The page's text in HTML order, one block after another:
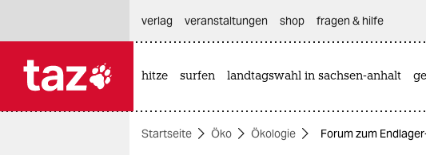
themen
verlag
veranstaltungen shop fragen & hilfe
hitze surfen landtagswahl in sachsen-anhalt
Startseite Öko Ökologie Forum zum